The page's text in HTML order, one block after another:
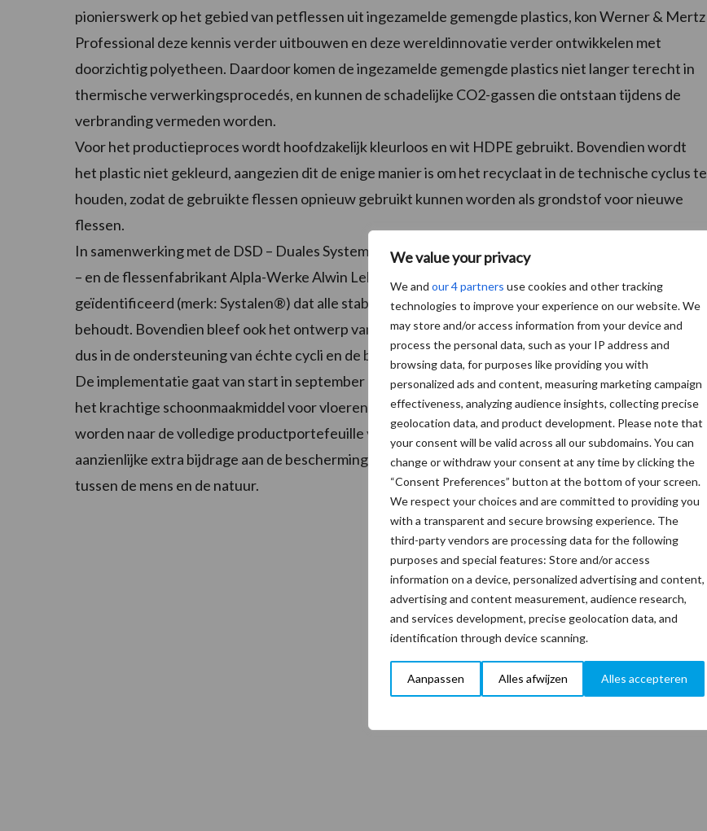
We value your privacy
We and our 4 partners use cookies and other tracking
technologies to improve your experience on our website. We
may store and/or access information from your device and
process the personal data, such as your IP address and
browsing data, for purposes like providing you with
personalized ads and content, measuring marketing campaign
effectiveness, analyzing audience insights, collecting precise
geolocation data, and product development. Please note that
your consent will be valid across all our subdomains. You can
change or withdraw your consent at any time by clicking the
“Consent Preferences” button at the bottom of your screen.
We respect your choices and are committed to providing you
with a transparent and secure browsing experience. The
third-party vendors are processing data for the following
purposes and special features: Store and/or access
information on a device, personalized advertising and content,
advertising and content measurement, audience research,
and services development, precise geolocation data, and
identification through device scanning.
Aanpassen Alles afwijzen Alles accepteren
pionierswerk op het gebied van petflessen uit ingezamelde gemengde plastics, kon Werner & Mertz
Professional deze kennis verder uitbouwen en deze wereldinnovatie verder ontwikkelen met
doorzichtig polyetheen. Daardoor komen de ingezamelde gemengde plastics niet langer terecht in
thermische verwerkingsprocedés, en kunnen de schadelijke CO2-gassen die ontstaan tijdens de
verbranding vermeden worden.
Voor het productieproces wordt hoofdzakelijk kleurloos en wit HDPE gebruikt. Bovendien wordt
het plastic niet gekleurd, aangezien dit de enige manier is om het recyclaat in de technische cyclus te
houden, zodat de gebruikte flessen opnieuw gebruikt kunnen worden als grondstof voor nieuwe
flessen.
In samenwerking met de DSD – Duales System Holding GmbH & Co. KG, beter bekend als Green Dot
– en de flessenfabrikant Alpla-Werke Alwin Lehner GmbH & Co KG, werd een nieuw recyclaat
geïdentificeerd (merk: Systalen®) dat alle stabiliteitskenmerken van de oorspronkelijke materialen
behoudt. Bovendien bleef ook het ontwerp van de fles identiek. Een uitmuntende pioniersprestatie
dus in de ondersteuning van échte cycli en de bescherming van onuitputbare hulpbronnen.
De implementatie gaat van start in september 2016 met green care PROFESSIONAL TANET SR15,
het krachtige schoonmaakmiddel voor vloeren en oppervlakken, en zal daarna geleidelijk uitgebreid
worden naar de volledige productportefeuille van green care PROFESSIONAL 1L. Dat levert een
aanzienlijke extra bijdrage aan de bescherming van de hulpbronnen en de verantwoorde relatie
tussen de mens en de natuur.